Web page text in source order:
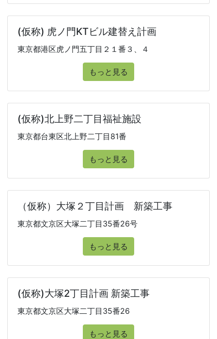
(仮称) 虎ノ門KTビル建替え計画
東京都港区虎ノ門五丁目２１番３、４
もっと見る
(仮称)北上野二丁目福祉施設
東京都台東区北上野二丁目81番
もっと見る
（仮称）大塚２丁目計画 新築工事
東京都文京区大塚二丁目35番26号
もっと見る
(仮称)大塚2丁目計画 新築工事
東京都文京区大塚二丁目35番26
もっと見る